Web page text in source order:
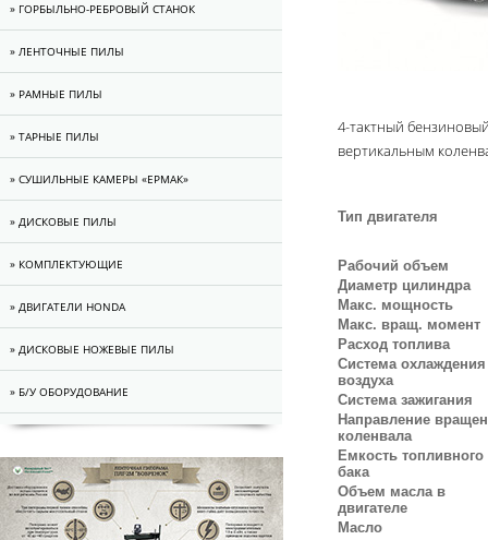
» ГОРБЫЛЬНО-РЕБРОВЫЙ СТАНОК
» ЛЕНТОЧНЫЕ ПИЛЫ
» РАМНЫЕ ПИЛЫ
» ТАРНЫЕ ПИЛЫ
» CУШИЛЬНЫЕ КАМЕРЫ «ЕРМАК»
» ДИСКОВЫЕ ПИЛЫ
» КОМПЛЕКТУЮЩИЕ
» ДВИГАТЕЛИ HONDA
» ДИСКОВЫЕ НОЖЕВЫЕ ПИЛЫ
» Б/У ОБОРУДОВАНИЕ
4-тактный
вертикальным
Тип двигателя
Рабочий объем
Диаметр цилиндра
Макс. мощность
Макс. вращ. момент
Расход топлива
Система охлаждения
воздуха
Система зажигания
Направление
коленвала
Емкость топливного
бака
Объем масла в
двигателе
Масло